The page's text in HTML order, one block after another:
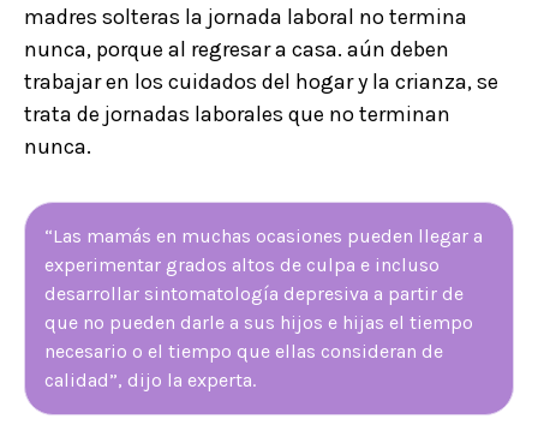
madres solteras la jornada laboral no termina
nunca, porque al regresar a casa. aún deben
trabajar en los cuidados del hogar y la crianza, se
trata de jornadas laborales que no terminan
nunca.
“Las mamás en muchas ocasiones pueden llegar a
experimentar grados altos de culpa e incluso
desarrollar sintomatología depresiva a partir de
que no pueden darle a sus hijos e hijas el tiempo
necesario o el tiempo que ellas consideran de
calidad”, dijo la experta.